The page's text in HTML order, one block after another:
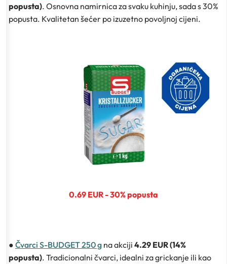
popusta). Osnovna namirnica za svaku kuhinju, sada s 30%
popusta. Kvalitetan šećer po izuzetno povoljnoj cijeni.
0.69 EUR - 30% popusta
● Čvarci S-BUDGET 250 g na akciji 4.29 EUR (14%
popusta). Tradicionalni čvarci, idealni za grickanje ili kao